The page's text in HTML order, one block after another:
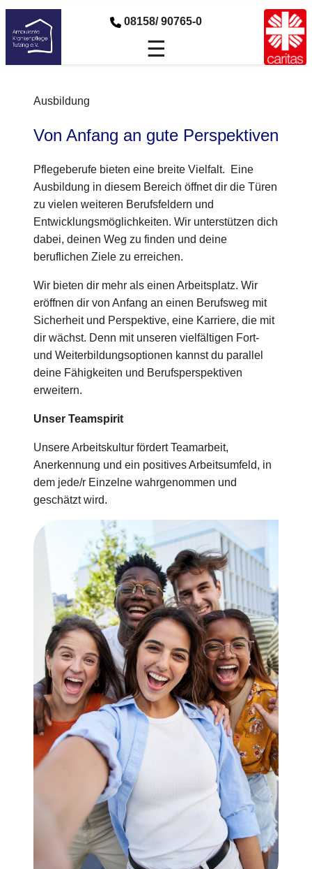
08158/ 90765-0
☰
Ausbildung
Von Anfang an gute Perspektiven
Pflegeberufe bieten eine breite Vielfalt. Eine
Ausbildung in diesem Bereich öffnet dir die Türen
zu vielen weiteren Berufsfeldern und
Entwicklungsmöglichkeiten. Wir unterstützen dich
dabei, deinen Weg zu finden und deine
beruflichen Ziele zu erreichen.
Wir bieten dir mehr als einen Arbeitsplatz. Wir
eröffnen dir von Anfang an einen Berufsweg mit
Sicherheit und Perspektive, eine Karriere, die mit
dir wächst. Denn mit unseren vielfältigen Fort-
und Weiterbildungsoptionen kannst du parallel
deine Fähigkeiten und Berufsperspektiven
erweitern.
Unser Teamspirit
Unsere Arbeitskultur fördert Teamarbeit,
Anerkennung und ein positives Arbeitsumfeld, in
dem jede/r Einzelne wahrgenommen und
geschätzt wird.